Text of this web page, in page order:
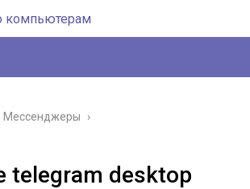
Мессенджеры ›
telegram desktop